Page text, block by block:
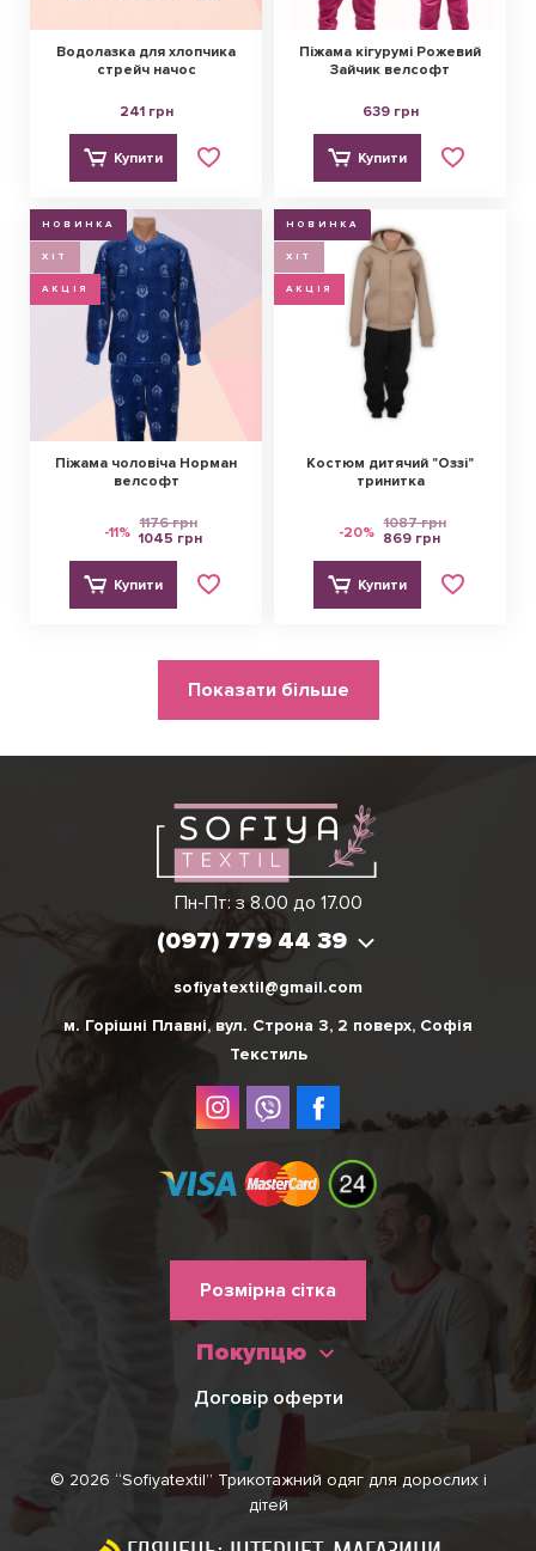
Водолазка для хлопчика
стрейч начос
241 грн
Купити
Піжама кігурумі Рожевий
Зайчик велсофт
639 грн
Купити
НОВИНКА
ХІТ
АКЦІЯ
Піжама чоловіча Норман
велсофт
-11% 1176 грн
1045 грн
Купити
НОВИНКА
ХІТ
АКЦІЯ
Костюм дитячий "Оззі"
тринитка
-20% 1087 грн
869 грн
Купити
Показати більше
Пн-Пт: з 8.00 до 17.00
(097) 779 44 39
Вікторія
(097) 779 44 39
sofiyatextil@gmail.com
м. Горішні Плавні, вул. Строна 3, 2 поверх, Софія
Текстиль
колонтитулу
Розмірна сітка
Покупцю
Договір оферти
© 2026 “Sofiyatextil” Трикотажний одяг для дорослих і
дітей